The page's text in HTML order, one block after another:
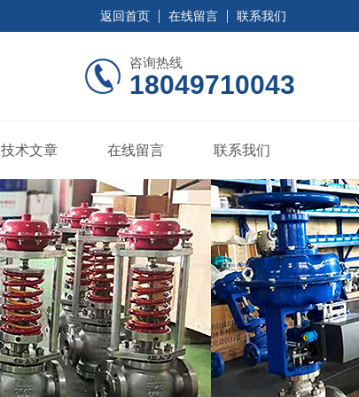
返回首页 在线留言 联系我们
咨询热线
18049710043
技术文章 在线留言 联系我们